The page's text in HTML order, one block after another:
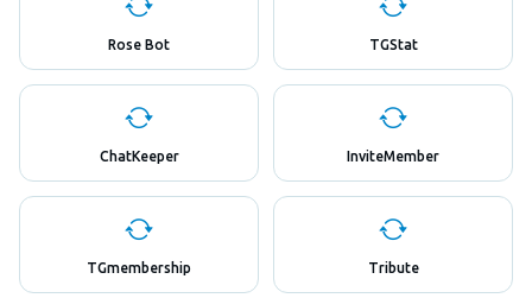
Rose Bot TGStat
ChatKeeper InviteMember
TGmembership Tribute